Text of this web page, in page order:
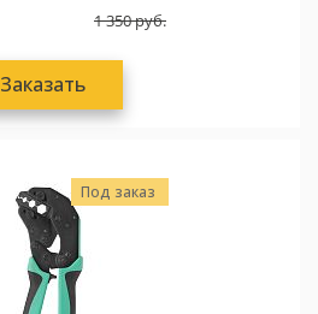
1 350руб.
Заказать
Под заказ